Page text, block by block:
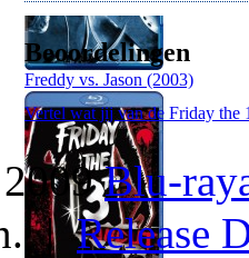
Freddy vs. Jason (2003)
Beoordelingen
Vertel wat jij van de Friday the
Blu-
|Release